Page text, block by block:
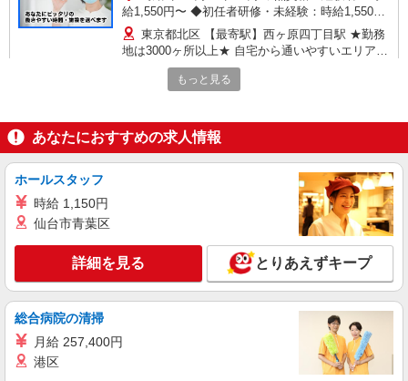
給1,550円〜 ◆初任者研修・未経験：時給1,550
円〜 ◆初任者研修・経験者：時給1,600円〜 ◆介
護福祉士・経験者：時給1,650円〜 ※経験者は3ヶ
月以上 ※給与幅は経験・能力による ★週払い
OK（規定あり）
東京都北区 【最寄駅】西ヶ原四丁目駅 ★勤務
地は3000ヶ所以上★ 自宅から通いやすいエリアな
ど、お好きな勤務地をお選び下さい！！
派遣社員
株式会社トラストグロース 新宿本社 第3営業部
時給：初任者研修1500円/実務者研修1550円/介
護福祉士1600円 ※資格や経験などによる
キープ 詳細を見る
派遣社員
株式会社kotrio /●SW-H1-2017883
≪東十条駅≫日勤のみ＆残業ナシ！お迎えに間
もっと見る
あなたにおすすめの求人情報
ホールスタッフ
時給 1,150円
仙台市青葉区
詳細を見る とりあえずキープ
総合病院の清掃
月給 257,400円
港区